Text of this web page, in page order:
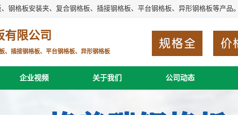
钢格板安装夹、复合钢格板、插接钢格板、平台钢格板、异形钢格板等产品。
有限公司
、插接钢格板、平台钢格板、异形钢格板
企业视频 关于我们 公司动态